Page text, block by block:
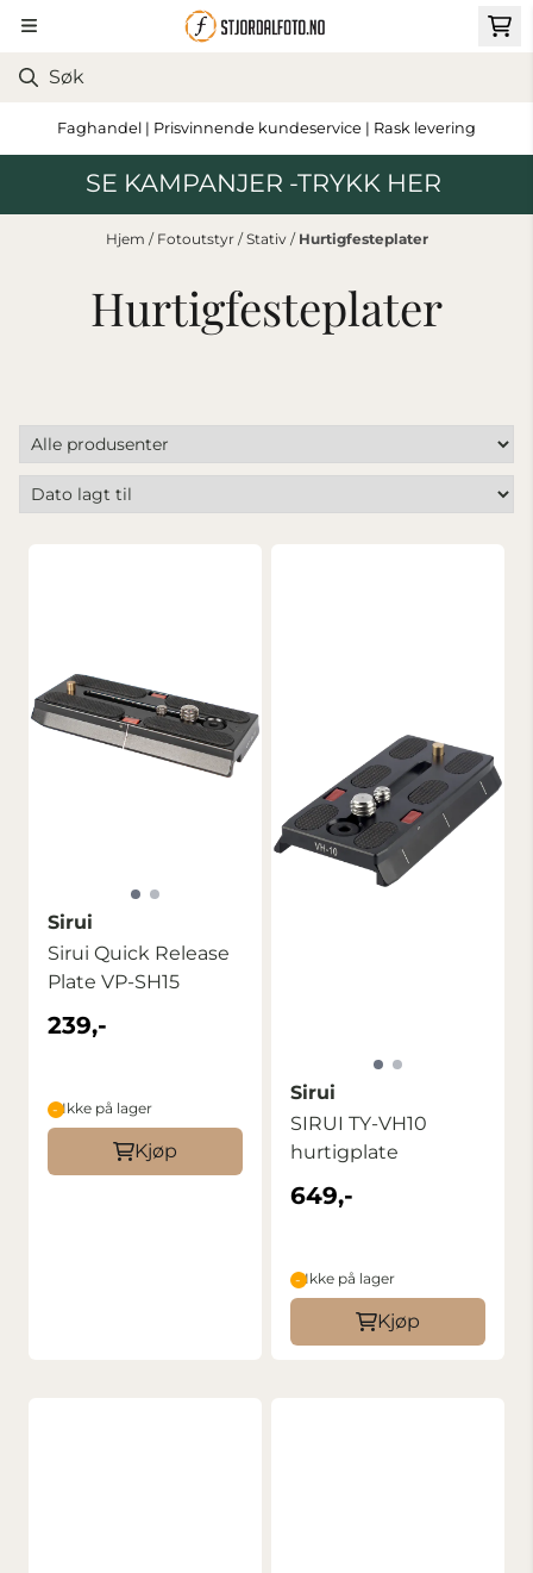
Hopp til innhold
Faghandel | Prisvinnende kundeservice | Rask levering
SE KAMPANJER -TRYKK HER
Hjem / Fotoutstyr /Stativ / Hurtigfesteplater
Hurtigfesteplater
Sirui
Sirui Quick Release
Plate VP-SH15
239,-
Ikke på lager
Kjøp
Sirui
SIRUI TY-VH10
hurtigplate
649,-
Ikke på lager
Kjøp